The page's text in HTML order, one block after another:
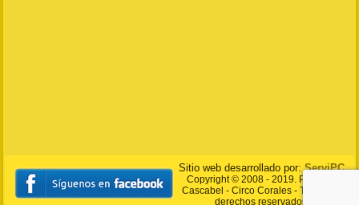
Sitio web desarrollado por:ServiPC
Copyright © 2008 - 2019. Payasito
Cascabel - Circo Corales - Todos los
derechos reservados.